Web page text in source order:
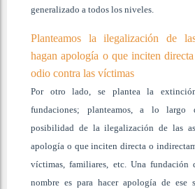
generalizado a todos los niveles.
Planteamos la ilegalización de
hagan apología o que inciten
odio contra las víctimas
Por otro lado, se plantea la
fundaciones; planteamos, a lo
posibilidad de la ilegalización de las
apología o que inciten directa o
víctimas, familiares, etc. Una fundación
nombre es para hacer apología de ese